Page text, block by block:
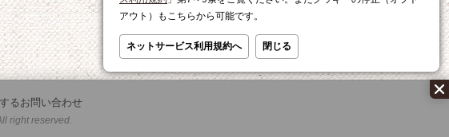
アウト）もこちらから可能です。
ネットサービス利用規約へ 閉じる
るお問い合わせ
right reserved.